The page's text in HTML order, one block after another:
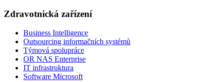
Zdravotnická zařízení
Business Intelligence
Outsourcing informačních systémů
Týmová spolupráce
OR NAS Enterprise
IT infrastruktura
Software Microsoft